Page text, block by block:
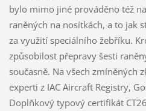
bylo mimo jiné prováděno též
raněných na nosítkách, a to jak
za využití speciálního žebříku.
způsobilost přepravy šesti
současně. Na všech zmíněných
experti z IAC Aircraft Registry,
Doplňkový typový certifikát